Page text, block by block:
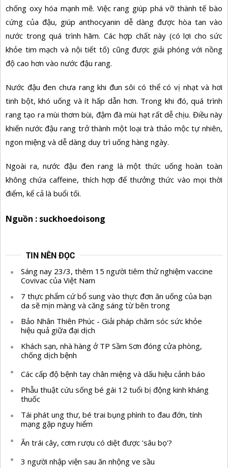
chống oxy hóa mạnh mẽ. Việc rang giúp phá vỡ thành tế bào
cứng của đậu, giúp anthocyanin dễ dàng được hòa tan vào
nước trong quá trình hãm. Các hợp chất này (có lợi cho sức
khỏe tim mạch và nội tiết tố) cũng được giải phóng với nồng
độ cao hơn vào nước đậu rang.
Nước đậu đen chưa rang khi đun sôi có thể có vị nhạt và hơi
tinh bột, khó uống và ít hấp dẫn hơn. Trong khi đó, quá trình
rang tạo ra mùi thơm bùi, đậm đà mùi hạt rất dễ chịu. Điều này
khiến nước đậu rang trở thành một loại trà thảo mộc tự nhiên,
ngon miệng và dễ dàng duy trì uống hàng ngày.
Ngoài ra, nước đậu đen rang là một thức uống hoàn toàn
không chứa caffeine, thích hợp để thưởng thức vào mọi thời
điểm, kể cả là buổi tối.
Nguồn : suckhoedoisong
TIN NÊN ĐỌC
Sáng nay 23/3, thêm 15 người tiêm thử nghiệm vaccine
Covivac của Việt Nam
7 thực phẩm cứ bổ sung vào thực đơn ăn uống của bạn
da sẽ mịn màng và căng sáng từ bên trong
Bảo Nhân Thiên Phúc - Giải pháp chăm sóc sức khỏe
hiệu quả giữa đại dịch
Khách sạn, nhà hàng ở TP Sầm Sơn đóng cửa phòng,
chống dịch bệnh
Các cấp độ bệnh tay chân miệng và dấu hiệu cảnh báo
Phẫu thuật cứu sống bé gái 12 tuổi bị động kinh kháng
thuốc
Tái phát ung thư, bé trai bụng phình to đau đớn, tính
mạng gặp nguy hiểm
Ăn trái cây, cơm rượu có diệt được 'sâu bọ'?
3 người nhập viện sau ăn nhộng ve sầu